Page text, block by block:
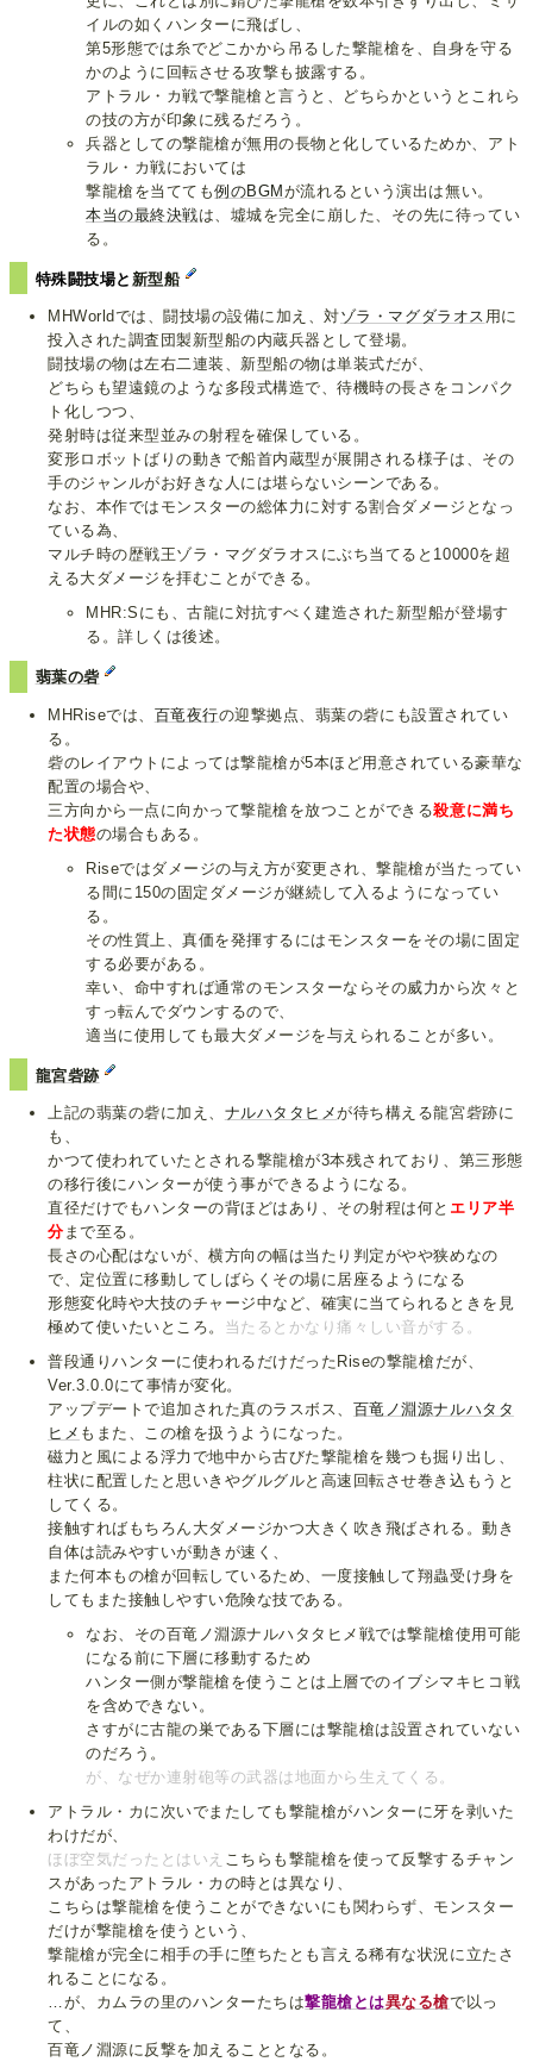
イルの如くハンターに飛ばし、
第5形態では糸でどこかから吊るした撃龍槍を、自身を守る
かのように回転させる攻撃も披露する。
アトラル・カ戦で撃龍槍と言うと、どちらかというとこれら
の技の方が印象に残るだろう。
兵器としての撃龍槍が無用の長物と化しているためか、アト
ラル・カ戦においては
撃龍槍を当てても例のBGM が流れるという演出は無い。
本当の最終決戦は、墟城を完全に崩した、その先に待ってい
る。
特殊闘技場と 新型船
MHWorldでは、闘技場の設備に加え、対ゾラ・マグダラオス 用に
投入された調査団製新型船の内蔵兵器として登場。
闘技場の物は左右二連装、新型船の物は単装式だが、
どちらも望遠鏡のような多段式構造で、待機時の長さをコンパク
ト化しつつ、
発射時は従来型並みの射程を確保している。
変形ロボットばりの動きで船首内蔵型が展開される様子は、その
手のジャンルがお好きな人には堪らないシーンである。
なお、本作ではモンスターの総体力に対する割合ダメージとなっ
ている為、
マルチ時の歴戦王ゾラ・マグダラオスにぶち当てると10000を超
える大ダメージを拝むことができる。
MHR:Sにも、古龍に対抗すべく建造された新型船が登場す
る。詳しくは後述。
翡葉の砦
MHRiseでは、 百竜夜行の迎撃拠点、翡葉の砦にも設置されてい
る。
砦のレイアウトによっては撃龍槍が5本ほど用意されている豪華な
配置の場合や、
三方向から一点に向かって撃龍槍を放つことができる殺意に満ち
た状態の場合もある。
Riseではダメージの与え方が変更され、撃龍槍が当たってい
る間に150の固定ダメージが継続して入るようになってい
る。
その性質上、真価を発揮するにはモンスターをその場に固定
する必要がある。
幸い、命中すれば通常のモンスターならその威力から次々と
すっ転んでダウンするので、
適当に使用しても最大ダメージを与えられることが多い。
龍宮砦跡
上記の翡葉の砦に加え、 ナルハタタヒメが待ち構える龍宮砦跡に
も、
かつて使われていたとされる撃龍槍が3本残されており、第三形態
の移行後にハンターが使う事ができるようになる。
直径だけでもハンターの背ほどはあり、その射程は何と エリア半
分まで至る。
長さの心配はないが、横方向の幅は当たり判定がやや狭めなの
で、定位置に移動してしばらくその場に居座るようになる
形態変化時や大技のチャージ中など、確実に当てられるときを見
極めて使いたいところ。 当たるとかなり痛々しい音がする。
普段通りハンターに使われるだけだったRiseの撃龍槍だが、
Ver.3.0.0にて事情が変化。
アップデートで追加された真のラスボス、 百竜ノ淵源ナルハタタ
ヒメ もまた、この槍を扱うようになった。
磁力と風による浮力で地中から古びた撃龍槍を幾つも掘り出し、
柱状に配置したと思いきやグルグルと高速回転させ巻き込もうと
してくる。
接触すればもちろん大ダメージかつ大きく吹き飛ばされる。動き
自体は読みやすいが動きが速く、
また何本もの槍が回転しているため、一度接触して翔蟲受け身を
してもまた接触しやすい危険な技である。
なお、その百竜ノ淵源ナルハタタヒメ戦では撃龍槍使用可能
になる前に下層に移動するため
ハンター側が撃龍槍を使うことは上層でのイブシマキヒコ戦
を含めできない。
さすがに古龍の巣である下層には撃龍槍は設置されていない
のだろう。
が、なぜか連射砲等の武器は地面から生えてくる。
アトラル・カに次いでまたしても撃龍槍がハンターに牙を剥いた
わけだが、
ほぼ空気だったとはいえ こちらも撃龍槍を使って反撃するチャン
スがあったアトラル・カの時とは異なり、
こちらは撃龍槍を使うことができないにも関わらず、モンスター
だけが撃龍槍を使うという、
撃龍槍が完全に相手の手に堕ちたとも言える稀有な状況に立たさ
れることになる。
…が、カムラの里のハンターたちは撃龍槍とは異なる槍で以っ
て、
百竜ノ淵源に反撃を加えることとなる。